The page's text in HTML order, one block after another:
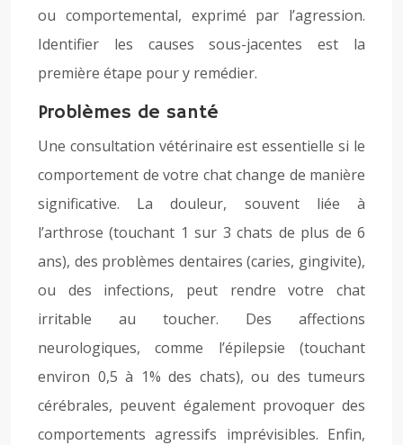
ou comportemental, exprimé par l’agression.
Identifier les causes sous-jacentes est la
première étape pour y remédier.
Problèmes de santé
Une consultation vétérinaire est essentielle si le
comportement de votre chat change de manière
significative. La douleur, souvent liée à
l’arthrose (touchant 1 sur 3 chats de plus de 6
ans), des problèmes dentaires (caries, gingivite),
ou des infections, peut rendre votre chat
irritable au toucher. Des affections
neurologiques, comme l’épilepsie (touchant
environ 0,5 à 1% des chats), ou des tumeurs
cérébrales, peuvent également provoquer des
comportements agressifs imprévisibles. Enfin,